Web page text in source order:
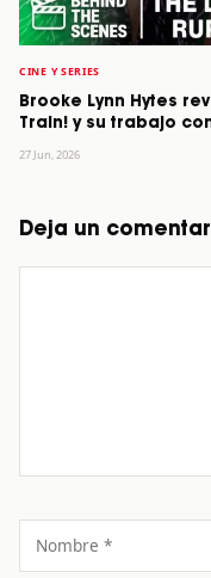
CINE Y SERIES
Brooke Lynn Hytes
Train! y su trabajo
27 Jun, 2026
Deja un
Nombre